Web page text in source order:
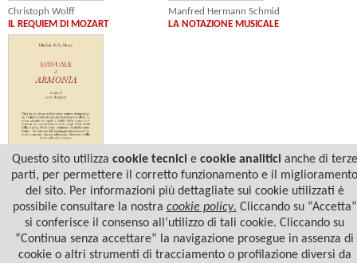
Christoph Wolff
IL REQUIEM DI MOZART
Manfred Hermann Schmid
LA NOTAZIONE MUSICALE
Diether de la Motte
MANUALE DI ARMONIA
Questo sito utilizza cookie tecnicie cookie analiticianche di terze
parti, per permettere il corretto funzionamento e il miglioramento
del sito. Per informazioni più dettagliate sui cookie utilizzati è
possibile consultare la nostra cookie policy. Cliccando su “Accetta”
si conferisce il consenso all’utilizzo di tali cookie. Cliccando su
“Continua senza accettare” la navigazione prosegue in assenza di
cookie o altri strumenti di tracciamento o profilazione diversi da